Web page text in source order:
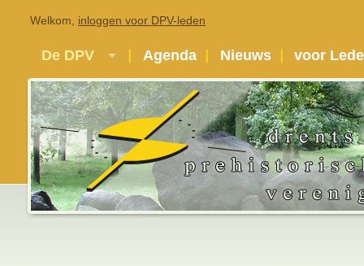
Welkom, inloggen voor DPV-leden
De DPV Agenda Nieuws voor